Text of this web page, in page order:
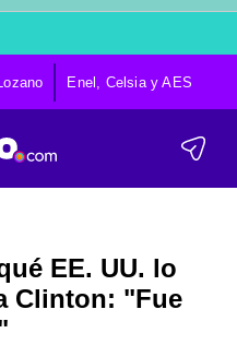
Enel, Celsia y AES
EE. UU. lo
Clinton: "Fue